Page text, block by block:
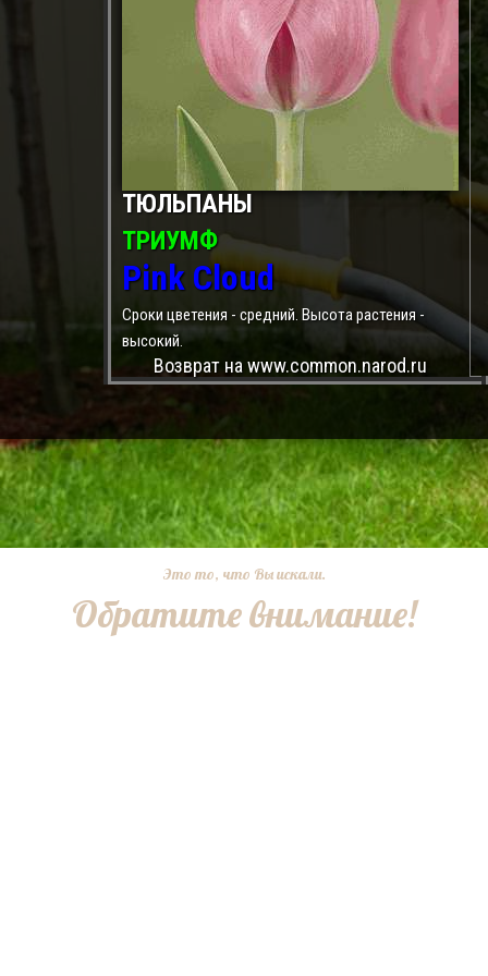
ТЮЛЬПАНЫ
ТРИУМФ
Pink Cloud
Сроки цветения - средний. Высота растения -
высокий.
Возврат на www.common.narod.ru
Это то, что Вы искали.
Обратите внимание!